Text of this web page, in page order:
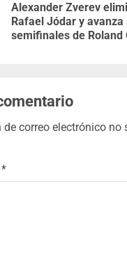
Alexander Zverev
Rafael Jódar y avanza
semifinales de Roland
de correo electrónico no
*